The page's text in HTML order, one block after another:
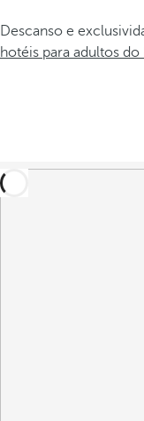
Descanso e
hotéis para adultos